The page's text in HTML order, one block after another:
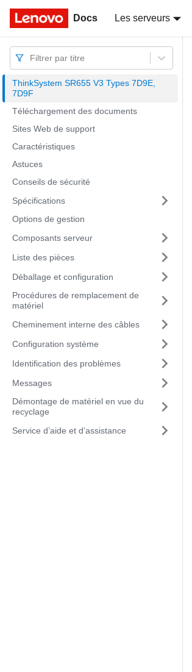
Docs Les serveurs
Docs
Filtrer par titre
ThinkSystem SR655 V3 Types 7D9E,
7D9F
Téléchargement des documents
Sites Web de support
Caractéristiques
Astuces
Conseils de sécurité
Spécifications
Options de gestion
Composants serveur
Liste des pièces
Déballage et configuration
Procédures de remplacement de
matériel
Cheminement interne des câbles
Configuration système
Identification des problèmes
Messages
Démontage de matériel en vue du
recyclage
Service d’aide et d’assistance